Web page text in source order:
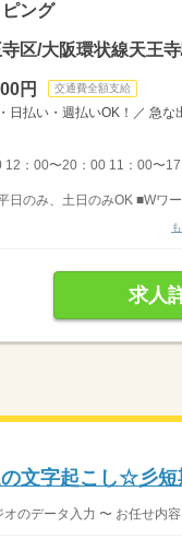
ング
区/大阪環状線天王
円 交通費全額支給
日払い・週払いOK！／ 急
12：00〜20：00 11：00〜
日のみ、土日のみOK ■Wワ
求人
の文字起こし☆彡
のデータ入力 〜 お任せ内